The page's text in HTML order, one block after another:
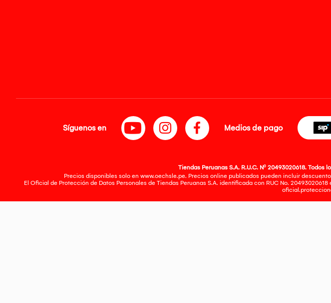
Síguenos en Medios de pago
Tiendas Peruanas S.A. R.U.C. Nº 20493020618.
Precios disponibles solo en www.oechsle.pe. Precios online publicados pueden incluir
El Oficial de Protección de Datos Personales de Tiendas Peruanas S.A. identificada con RUC No.